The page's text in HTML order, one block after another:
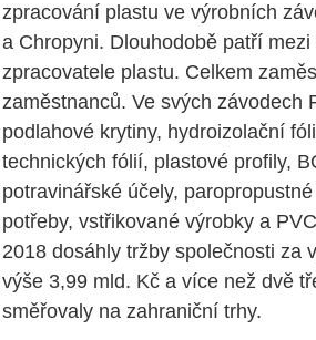
zpracování plastu ve výrobních
a Chropyni. Dlouhodobě patří
zpracovatele plastu. Celkem
zaměstnanců. Ve svých závodech
podlahové krytiny, hydroizolační
technických fólií, plastové profily,
potravinářské účely,
potřeby, vstřikované výrobky a
2018 dosáhly tržby společnosti za
výše 3,99 mld. Kč a více než dvě
směřovaly na zahraniční trhy.